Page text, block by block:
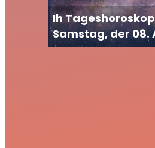
Ih
Samstag, der 08.
2026